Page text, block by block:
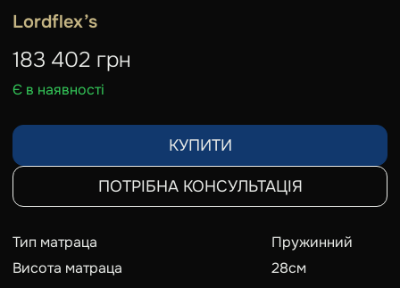
Lordflex’s
183 402 грн
Є в наявності
КУПИТИ
ПОТРІБНА КОНСУЛЬТАЦІЯ
Тип матраца
Пружинний
Висота матраца
28см